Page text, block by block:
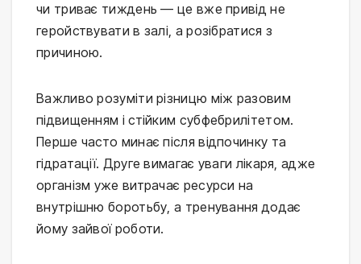
чи триває тиждень — це вже привід не
геройствувати в залі, а розібратися з
причиною.
Важливо розуміти різницю між разовим
підвищенням і стійким субфебрилітетом.
Перше часто минає після відпочинку та
гідратації. Друге вимагає уваги лікаря, адже
організм уже витрачає ресурси на
внутрішню боротьбу, а тренування додає
йому зайвої роботи.